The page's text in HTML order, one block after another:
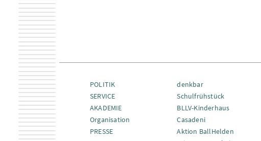
POLITIK
SERVICE
AKADEMIE
Organisation
PRESSE
denkbar
Schulfrühstück
BLLV-Kinderhaus
Casadeni
Aktion BallHelden